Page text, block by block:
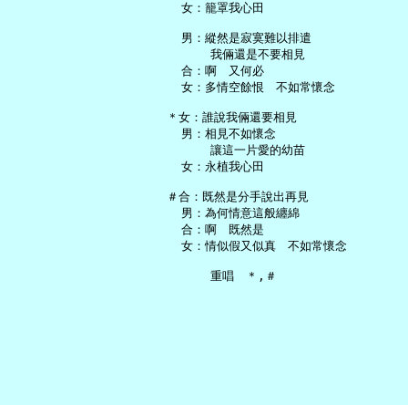
   女：籠罩我心田
   男：縱然是寂寞難以排遣
       我倆還是不要相見
   合：啊　又何必
   女：多情空餘恨　不如常懷念
＊女：誰說我倆還要相見
   男：相見不如懷念
       讓這一片愛的幼苗
   女：永植我心田
＃合：既然是分手說出再見
   男：為何情意這般纏綿
   合：啊　既然是
   女：情似假又似真　不如常懷念